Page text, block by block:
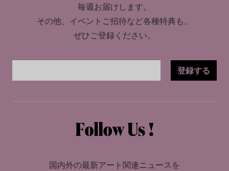
毎週お届けします。
その他、イベントご招待など各種特典も。
ぜひご登録ください。
登録する
国内外の最新アート関連ニュースを